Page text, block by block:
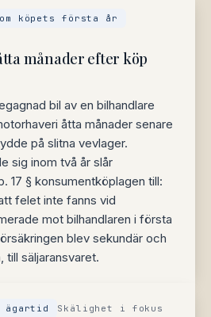
köpets första år
månader efter köp
bil av en bilhandlare
åtta månader senare
på slitna vevlager.
sig inom två år slår
17 § konsumentköplagen till:
felet inte fanns vid
mot bilhandlaren i första
blev sekundär och
till säljaransvaret.
ägartid Skälighet i fokus